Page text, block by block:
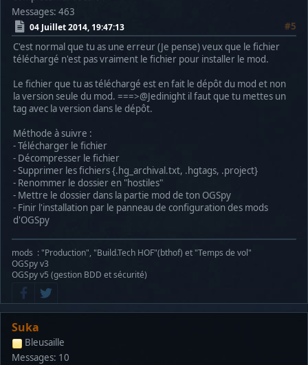
Messages: 463
04 Juillet 2014, 19:47:13
#5
C'est normal que tu as une erreur (Je pense) veux que le fichier
téléchargé n'est pas vraiment le fichier pour installer le mod.
Le fichier que tu as téléchargé est en fait le dépôt du mod et non
la version seule du mod. ===>@Jedinight il faut que tu mettes un
tag avec la version dans le dépôt.
Méthode à suivre :
- Télécharger le fichier
- Décompresser le fichier
- Supprimer les fichiers {.hg_archival.txt, .hgtags, .project}
- Renommer le dossier en "hostiles"
- Mettre le dossier dans la partie mod de ton OGSpy
- Finir l'installation par le panneau de configuration des mods
d'OGSpy
mods : "Production", "Build.Tech HOF"(bthof) et "Temps de vol"
OGSpy v3
OGSpy v5 (gestion BDD et sécurité)
Suka
Bleusaille
Messages: 10